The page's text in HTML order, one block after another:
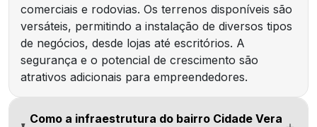
comerciais e rodovias. Os terrenos disponíveis são
versáteis, permitindo a instalação de diversos tipos
de negócios, desde lojas até escritórios. A
segurança e o potencial de crescimento são
atrativos adicionais para empreendedores.
Como a infraestrutura do bairro Cidade Vera